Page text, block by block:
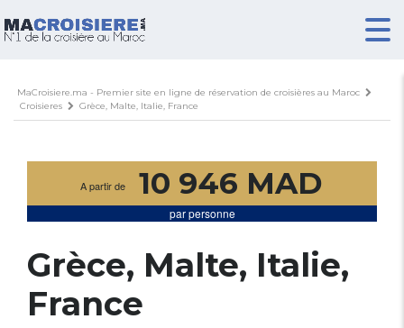
MaCroisiere.ma - Premier site en ligne de réservation de croisières au Maroc
Croisieres
Grèce, Malte, Italie, France
A partir de 10 946 MAD
par personne
Grèce, Malte, Italie,
France